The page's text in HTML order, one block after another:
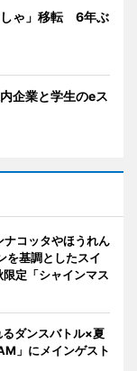
しゃ」移転 6年ぶ
企業と学生のeス
ナコッタやほうれん
を基調としたスイ
定「シャインマス
ダンスバトル×夏
」にメインゲスト